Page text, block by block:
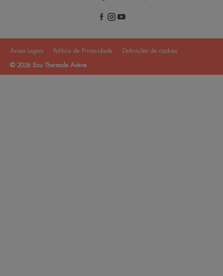
Avisos Legais Política de Privacidade Definições de cookies
© 2026 Eau Thermale Avène